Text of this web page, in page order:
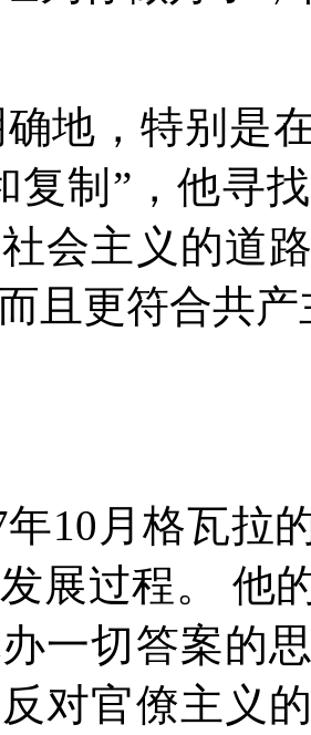
地，特别是
复制 ” ，他寻
会主义的道
且更符合共
年10 月格瓦拉
展过程。
他
一切答案的
对官僚主义